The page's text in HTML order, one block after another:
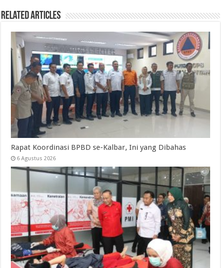
Related Articles
Rapat Koordinasi BPBD se-Kalbar, Ini yang Dibahas
6 Agustus 2026